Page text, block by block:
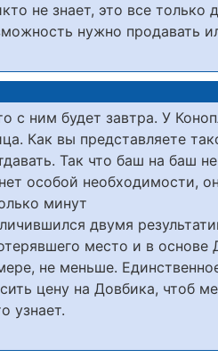
не знает, это все
нужно продавать
с ним будет завтра. У
Как вы представляете
Так что баш на баш
особой необходимости,
минут
двумя
место и в
не меньше.
цену на Довбика, чтоб
узнает.